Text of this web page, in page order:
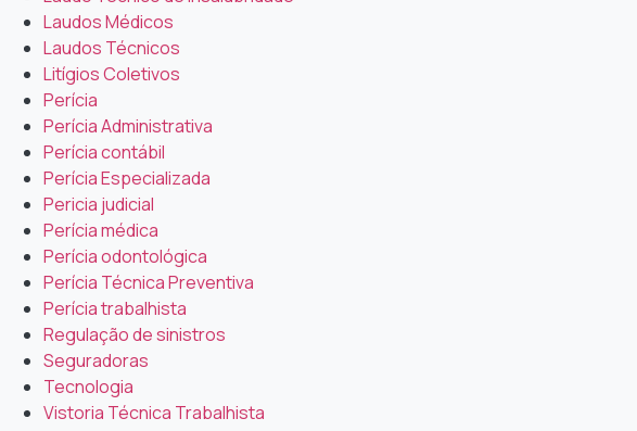
Laudos Médicos
Laudos Técnicos
Litígios Coletivos
Perícia
Perícia Administrativa
Perícia contábil
Perícia Especializada
Pericia judicial
Perícia médica
Perícia odontológica
Perícia Técnica Preventiva
Perícia trabalhista
Regulação de sinistros
Seguradoras
Tecnologia
Vistoria Técnica Trabalhista